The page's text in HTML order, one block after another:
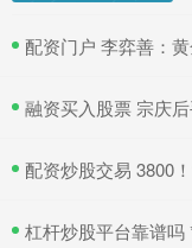
配资门户 李弈善：
融资买入股票 宗庆后手写信托
配资炒股交易 3800！沪
杠杆炒股平台靠谱吗 *ST禾信（